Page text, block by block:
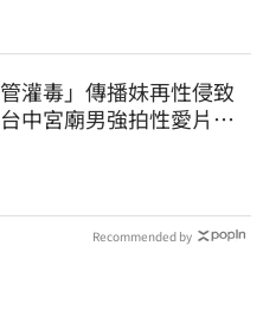
管灌毒」傳播妹再性侵致
中宮廟男強拍性愛片
Recommended by